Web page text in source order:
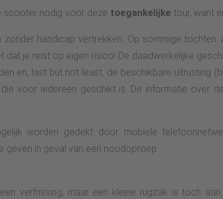
bos worden steeds weer afgewisseld met
Böddesbachvallei en gaat rechtsaf een
Linke in de Teckholzstraße en loop het dorp uit
en loop je een klein weggetje af naar de B 236.
verharde pad leidt grotendeels terug naar
bij de gemeente. Op de parkeerplaats bij de
brug bij de kerk. Je steekt de Lenne weer
toegankelijke tocht begint op
ga je rechtdoor en volg je de borden
naar het einde van het dorp. De asfaltweg is
scooter nodig voor deze toegankelijke tour, want
handicap vertrekken. Op sommige
dat je reist op eigen risico! De daadwerkelijke
en, last but not least, de beschikbare uitrusting
voor iedereen geschikt is. De informatie over
worden gedekt door mobiele
geven in geval van een noodoproep.
verfrissing, maar een kleine rugzak is toch